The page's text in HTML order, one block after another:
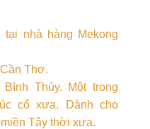
tại nhà hàng Mekong
Thơ.
Thủy. Một trong
cổ xưa. Dành cho
Tây thời xưa.